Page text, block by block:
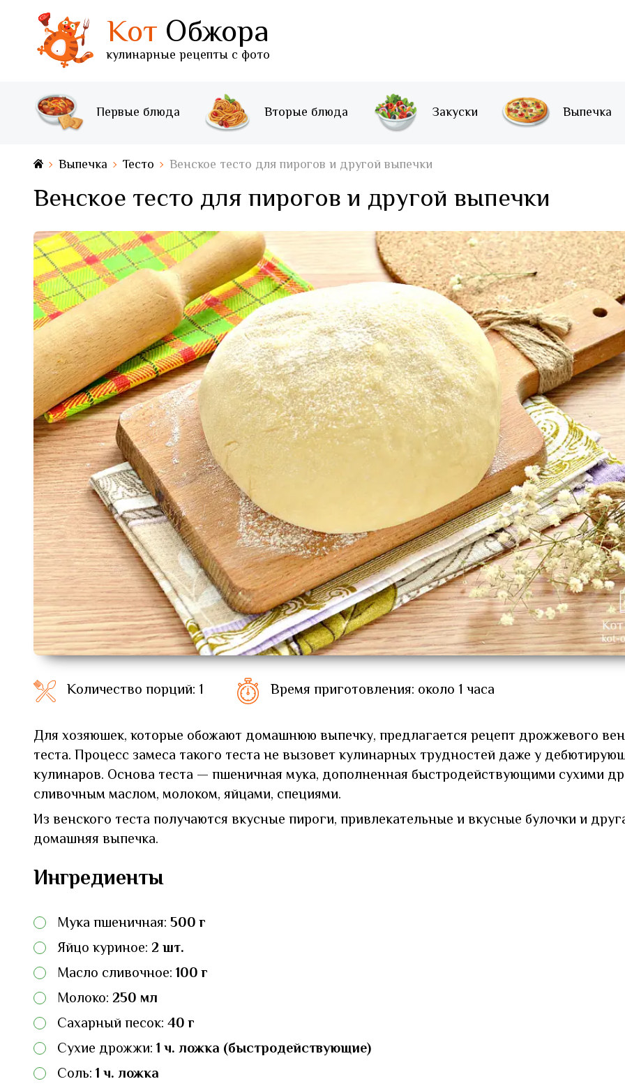
Кот Обжора
кулинарные рецепты с фото
Первые блюда Вторые блюда Закуски Выпечка
Выпечка Тесто Венское тесто для пирогов и другой выпечки
Венское тесто для пирогов и другой выпечки
Количество порций: 1 Время приготовления: около 1 часа
Для хозяюшек, которые обожают домашнюю выпечку, предлагается рецепт дрожжевого
теста. Процесс замеса такого теста не вызовет кулинарных трудностей даже у
кулинаров. Основа теста — пшеничная мука, дополненная быстродействующими сухими
сливочным маслом, молоком, яйцами, специями.
Из венского теста получаются вкусные пироги, привлекательные и вкусные булочки и
домашняя выпечка.
Ингредиенты
Мука пшеничная:500 г
Яйцо куриное: 2 шт.
Масло сливочное:100 г
Молоко: 250 мл
Сахарный песок:40 г
Сухие дрожжи:1 ч. ложка (быстродействующие)
Соль:1 ч. ложка